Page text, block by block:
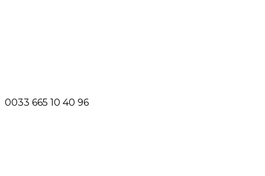
0033 665 10 40 96